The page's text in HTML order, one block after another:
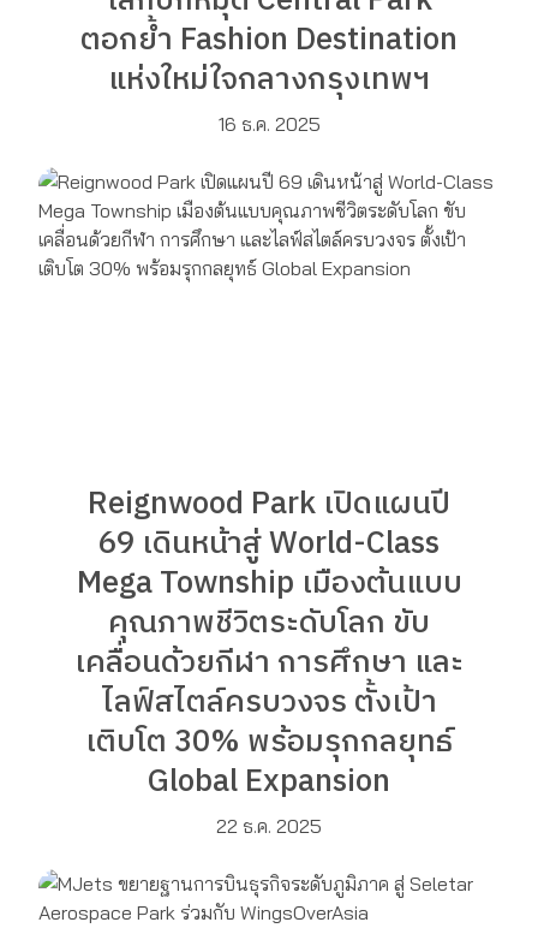
ตอกย้ำ Fashion Destination
แห่งใหม่ใจกลางกรุงเทพฯ
16 ธ.ค. 2025
Reignwood Park เปิดแผนปี
69 เดินหน้าสู่ World-Class
Mega Township เมืองต้นแบบ
คุณภาพชีวิตระดับโลก ขับ
เคลื่อนด้วยกีฬา การศึกษา และ
ไลฟ์สไตล์ครบวงจร ตั้งเป้า
เติบโต 30% พร้อมรุกกลยุทธ์
Global Expansion
22 ธ.ค. 2025